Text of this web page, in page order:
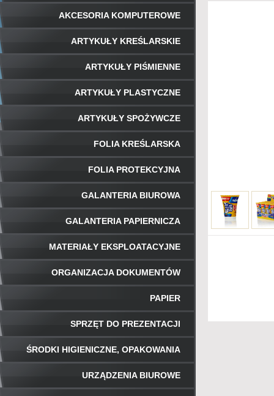
AKCESORIA KOMPUTEROWE
ARTYKUŁY KREŚLARSKIE
ARTYKUŁY PIŚMIENNE
ARTYKUŁY PLASTYCZNE
ARTYKUŁY SPOŻYWCZE
FOLIA KREŚLARSKA
FOLIA PROTEKCYJNA
GALANTERIA BIUROWA
GALANTERIA PAPIERNICZA
MATERIAŁY EKSPLOATACYJNE
ORGANIZACJA DOKUMENTÓW
PAPIER
SPRZĘT DO PREZENTACJI
ŚRODKI HIGIENICZNE, OPAKOWANIA
URZĄDZENIA BIUROWE